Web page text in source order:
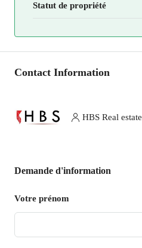
Statut de propriété
Contact Information
HBS Real estate
Demande d'information
Votre prénom